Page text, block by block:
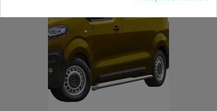
JE BENT MISSCHIEN OOK GEÏNTERESSEERD IN